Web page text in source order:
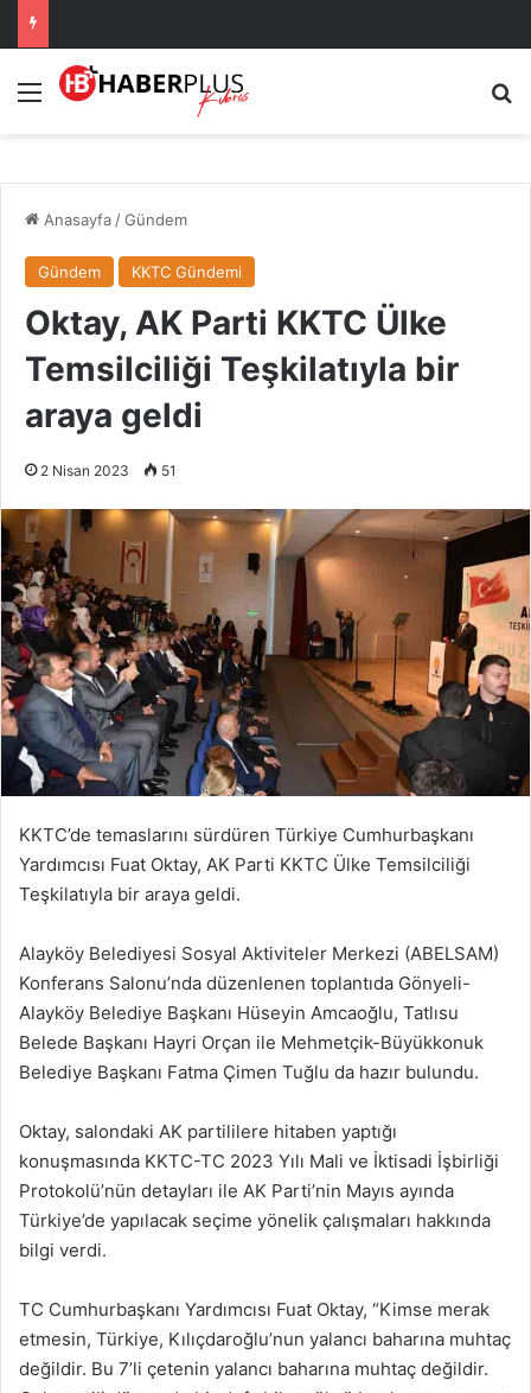
Menü
Anasayfa/Gündem
Gündem KKTC Gündemi
Oktay, AK Parti KKTC Ülke
Temsilciliği Teşkilatıyla bir
araya geldi
2 Nisan 2023 51
KKTC’de temaslarını sürdüren Türkiye Cumhurbaşkanı
Yardımcısı Fuat Oktay, AK Parti KKTC Ülke Temsilciliği
Teşkilatıyla bir araya geldi.
Alayköy Belediyesi Sosyal Aktiviteler Merkezi (ABELSAM)
Konferans Salonu’nda düzenlenen toplantıda Gönyeli-
Alayköy Belediye Başkanı Hüseyin Amcaoğlu, Tatlısu
Belede Başkanı Hayri Orçan ile Mehmetçik-Büyükkonuk
Belediye Başkanı Fatma Çimen Tuğlu da hazır bulundu.
Oktay, salondaki AK partililere hitaben yaptığı
konuşmasında KKTC-TC 2023 Yılı Mali ve İktisadi İşbirliği
Protokolü’nün detayları ile AK Parti’nin Mayıs ayında
Türkiye’de yapılacak seçime yönelik çalışmaları hakkında
bilgi verdi.
TC Cumhurbaşkanı Yardımcısı Fuat Oktay, “Kimse merak
etmesin, Türkiye, Kılıçdaroğlu’nun yalancı baharına muhtaç
değildir. Bu 7’li çetenin yalancı baharına muhtaç değildir.